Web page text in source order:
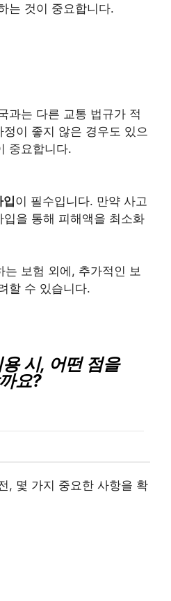
는 것이 중요합니다.
과는 다른 교통 법규가 적
이 좋지 않은 경우도 있으
중요합니다.
입이 필수입니다. 만약 사고
을 통해 피해액을 최소화
는 보험 외에, 추가적인 보
할 수 있습니다.
시, 어떤 점을
요?
, 몇 가지 중요한 사항을 확